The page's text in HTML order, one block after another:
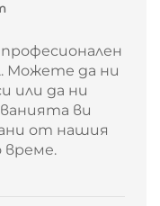
Можете да ни
или да ни
ви
от нашия
време.